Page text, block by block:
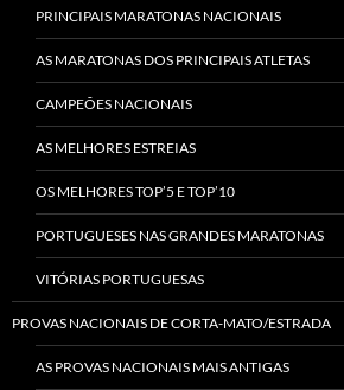
PRINCIPAIS MARATONAS NACIONAIS
AS MARATONAS DOS PRINCIPAIS ATLETAS
CAMPEÕES NACIONAIS
AS MELHORES ESTREIAS
OS MELHORES TOP’5 E TOP’10
PORTUGUESES NAS GRANDES MARATONAS
VITÓRIAS PORTUGUESAS
PROVAS NACIONAIS DE CORTA-MATO/ESTRADA
AS PROVAS NACIONAIS MAIS ANTIGAS